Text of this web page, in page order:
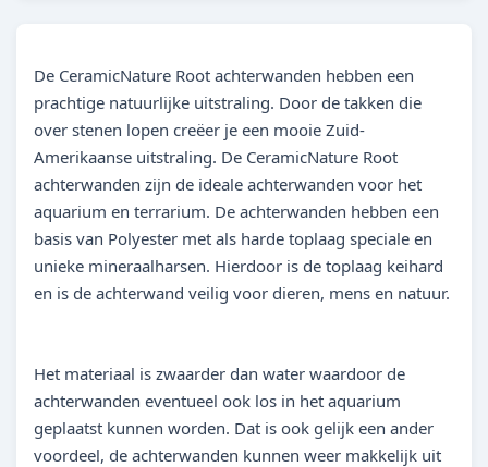
De CeramicNature Root achterwanden hebben een
prachtige natuurlijke uitstraling. Door de takken die
over stenen lopen creëer je een mooie Zuid-
Amerikaanse uitstraling. De CeramicNature Root
achterwanden zijn de ideale achterwanden voor het
aquarium en terrarium. De achterwanden hebben een
basis van Polyester met als harde toplaag speciale en
unieke mineraalharsen. Hierdoor is de toplaag keihard
en is de achterwand veilig voor dieren, mens en natuur.
Het materiaal is zwaarder dan water waardoor de
achterwanden eventueel ook los in het aquarium
geplaatst kunnen worden. Dat is ook gelijk een ander
voordeel, de achterwanden kunnen weer makkelijk uit